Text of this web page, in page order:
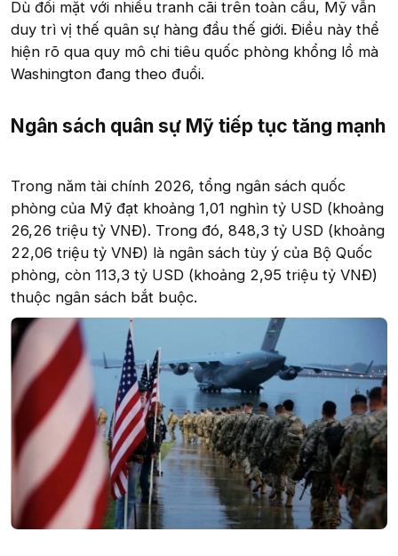
Dù đối mặt với nhiều tranh cãi trên toàn cầu, Mỹ vẫn
duy trì vị thế quân sự hàng đầu thế giới. Điều này thể
hiện rõ qua quy mô chi tiêu quốc phòng khổng lồ mà
Washington đang theo đuổi.
Ngân sách quân sự Mỹ tiếp tục tăng mạnh
Trong năm tài chính 2026, tổng ngân sách quốc
phòng của Mỹ đạt khoảng 1,01 nghìn tỷ USD (khoảng
26,26 triệu tỷ VNĐ). Trong đó, 848,3 tỷ USD (khoảng
22,06 triệu tỷ VNĐ) là ngân sách tùy ý của Bộ Quốc
phòng, còn 113,3 tỷ USD (khoảng 2,95 triệu tỷ VNĐ)
thuộc ngân sách bắt buộc.